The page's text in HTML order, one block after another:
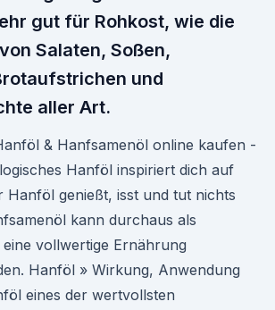
gut für Rohkost, wie die
Salaten, Soßen,
und
aller Art.
& Hanfsamenöl online kaufen -
Hanföl inspiriert dich auf
Hanföl genießt, isst und tut nichts
kann durchaus als
vollwertige Ernährung
Hanföl » Wirkung, Anwendung
eines der wertvollsten